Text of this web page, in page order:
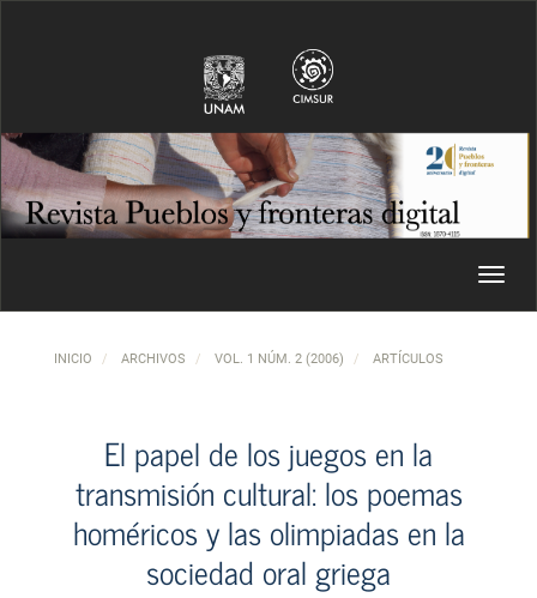
INICIO ARCHIVOS VOL. 1 NÚM. 2 (2006) ARTÍCULOS
El papel de los juegos en la
transmisión cultural: los poemas
homéricos y las olimpiadas en la
sociedad oral griega